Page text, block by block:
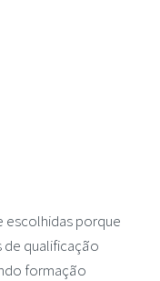
escolhidas porque
qualificação
formação